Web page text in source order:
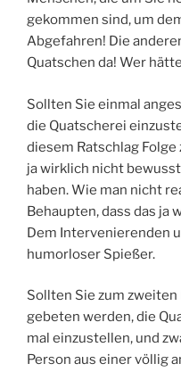
gekommen sind, um
Abgefahren! Die
Quatschen da! Wer
Sollten Sie einmal
die Quatscherei
diesem Ratschlag
ja wirklich nicht
haben. Wie man nicht
Behaupten, dass das ja
Dem Intervenierenden
humorloser Spießer.
Sollten Sie zum
gebeten werden, die
mal einzustellen, und
Person aus einer völlig